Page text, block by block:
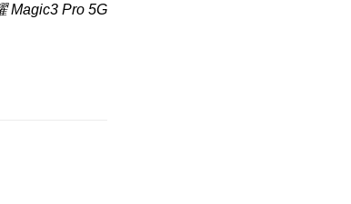
Magic3 Pro 5G